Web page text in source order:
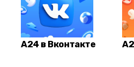
А24 в Вконтакте